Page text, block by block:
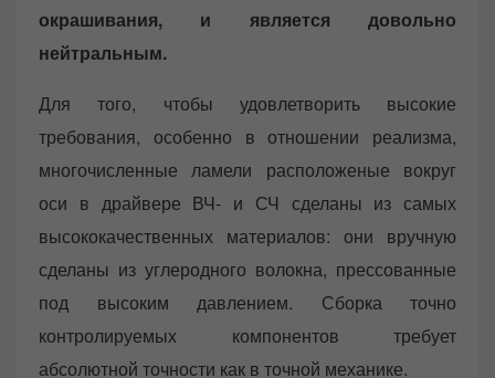
окрашивания, и является довольно
нейтральным.
Для того, чтобы удовлетворить высокие
требования, особенно в отношении реализма,
многочисленные ламели расположеные вокруг
оси в драйвере ВЧ- и СЧ сделаны из самых
высококачественных материалов: они вручную
сделаны из углеродного волокна, прессованные
под высоким давлением. Сборка точно
контролируемых компонентов требует
абсолютной точности как в точной механике.